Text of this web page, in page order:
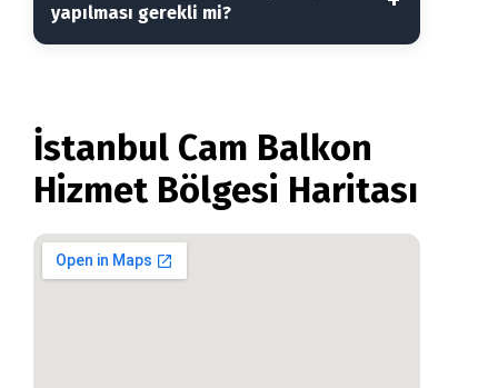
yapılması gerekli mi?
İstanbul Cam Balkon
Hizmet Bölgesi Haritası